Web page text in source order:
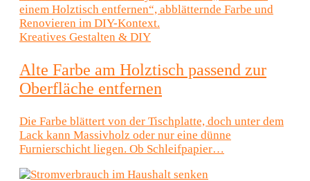
Kreatives Gestalten & DIY
Alte Farbe am Holztisch passend zur
Oberfläche entfernen
Die Farbe blättert von der Tischplatte, doch unter dem
Lack kann Massivholz oder nur eine dünne
Furnierschicht liegen. Ob Schleifpapier…